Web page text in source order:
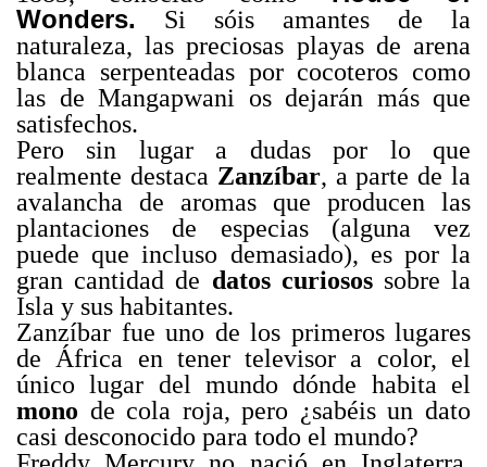
Wonders. Si sóis amantes de la
naturaleza, las preciosas playas de arena
blanca serpenteadas por cocoteros como
las de Mangapwani os dejarán más que
satisfechos.
Pero sin lugar a dudas por lo que
realmente destaca Zanzíbar, a parte de la
avalancha de aromas que producen las
plantaciones de especias (alguna vez
puede que incluso demasiado), es por la
gran cantidad de datos curiosossobre la
Isla y sus habitantes.
Zanzíbar fue uno de los primeros lugares
de África en tener televisor a color, el
único lugar del mundo dónde habita el
mono de cola roja, pero ¿sabéis un dato
casi desconocido para todo el mundo?